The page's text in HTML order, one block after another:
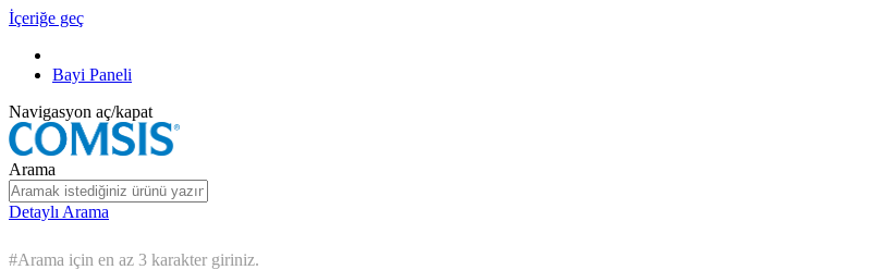
İçeriğe geç
Bayi Paneli
Navigasyon aç/kapat
Arama
Detaylı Arama
#Arama için en az 3 karakter giriniz.